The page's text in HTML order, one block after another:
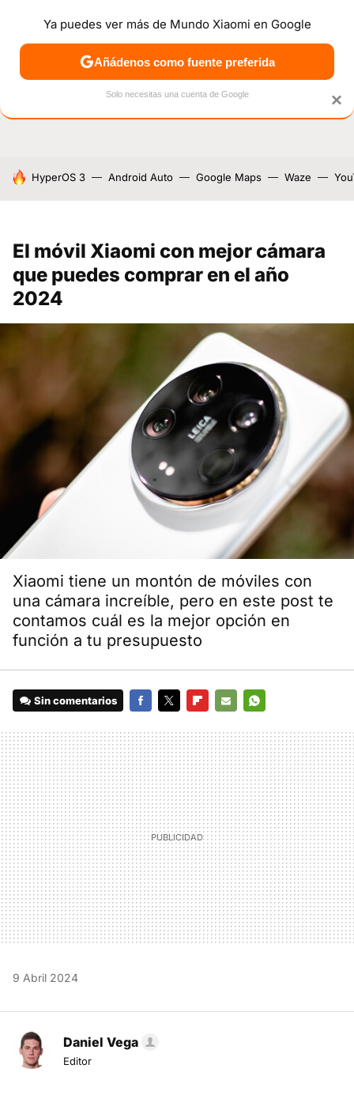
NOTICIAS MÓVILES TUTORIALES OFERTAS
HOY SE HABLA DE
HyperOS 3 Android Auto Google Maps Waze
El móvil Xiaomi con mejor cámara
que puedes comprar en el año
2024
Xiaomi tiene un montón de móviles con
una cámara increíble, pero en este post te
contamos cuál es la mejor opción en
función a tu presupuesto
Sin comentarios
MAIL
9 Abril 2024
Daniel Vega
Editor
×
Ya puedes ver más de Mundo Xiaomi en Google
Añádenos como fuente preferida
Solo necesitas una cuenta de Google